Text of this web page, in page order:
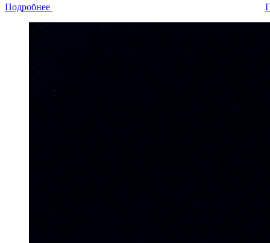
Подробнее